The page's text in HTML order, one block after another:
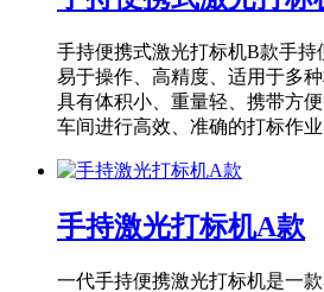
手持便携式激光打标机B款手持
易于操作、高精度、适用于多
具有体积小、重量轻、携带方
车间进行高效、准确的打标作业
手持激光打标机A款
一代手持便携激光打标机是一